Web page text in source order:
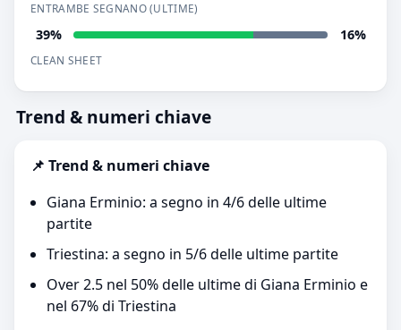
ENTRAMBE SEGNANO (ULTIME)
39% 16%
CLEAN SHEET
Trend & numeri chiave
📌 Trend & numeri chiave
Giana Erminio: a segno in 4/6 delle ultime
partite
Triestina: a segno in 5/6 delle ultime partite
Over 2.5 nel 50% delle ultime di Giana Erminio e
nel 67% di Triestina